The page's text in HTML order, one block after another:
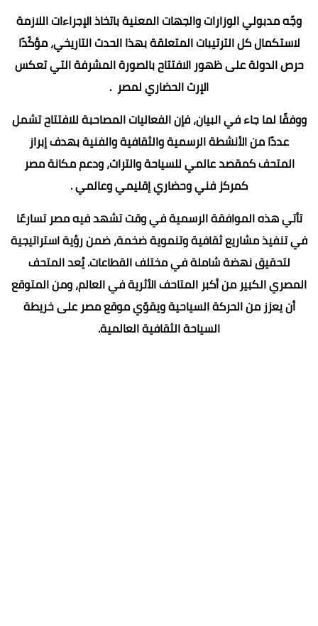
وجّه مدبولي الوزارات والجهات المعنية باتخاذ الإجراءات اللازمة
لاستكمال كل الترتيبات المتعلقة بهذا الحدث التاريخي، مؤكّدًا
حرص الدولة على ظهور الافتتاح بالصورة المشرفة التي تعكس
الإرث الحضاري لمصر .
ووفقًا لما جاء في البيان، فإن الفعاليات المصاحبة للافتتاح تشمل
عددًا من الأنشطة الرسمية والثقافية والفنية بهدف إبراز
المتحف كمقصد عالمي للسياحة والتراث، ودعم مكانة مصر
كمركز فني وحضاري إقليمي وعالمي .
تأتي هذه الموافقة الرسمية في وقت تشهد فيه مصر تسارعًا
في تنفيذ مشاريع ثقافية وتنموية ضخمة، ضمن رؤية استراتيجية
لتحقيق نهضة شاملة في مختلف القطاعات. يُعد المتحف
المصري الكبير من أكبر المتاحف الأثرية في العالم، ومن المتوقع
أن يعزز من الحركة السياحية ويقوّي موقع مصر على خريطة
السياحة الثقافية العالمية.